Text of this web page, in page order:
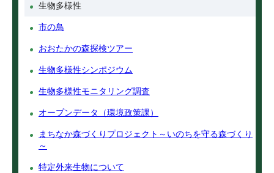
生物多様性
市の鳥
おおたかの森探検ツアー
生物多様性シンポジウム
生物多様性モニタリング調査
オープンデータ（環境政策課）
まちなか森づくりプロジェクト～いのちを守る森づくり
～
特定外来生物について